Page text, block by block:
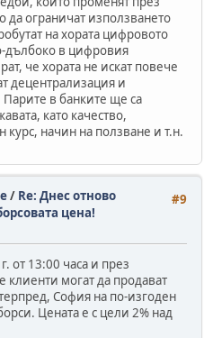
да ограничат използването
на хората цифровото
дълбоко в цифровия
че хората не искат повече
децентрализация и
в банките ще са
като качество,
начин на ползване и т.н.
#9
/ Re: Днес отново
цена!
от 13:00 часа и през
могат да продават
София на по-изгоден
Цената е с цели 2% над